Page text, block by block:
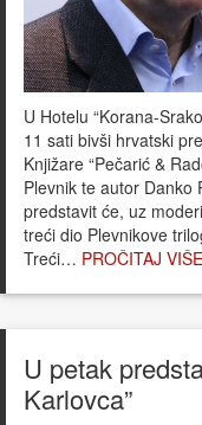
U Hotelu “Korana-
11 sati bivši hrvatski
Knjižare “Pečarić &
Plevnik te autor Danko
predstavit će, uz
treći dio Plevnikove
Treći… PROČITAJ VIŠE
U petak
Karlovca”